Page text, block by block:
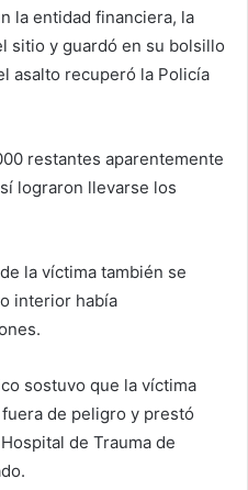
la entidad financiera, la
sitio y guardó en su bolsillo
asalto recuperó la Policía
restantes aparentemente
lograron llevarse los
la víctima también se
interior había
sostuvo que la víctima
de peligro y prestó
de Trauma de